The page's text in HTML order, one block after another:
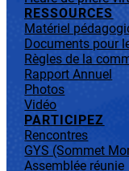
RESSOURCES
Matériel
Documents pour
Règles de la
Rapport Annuel
Photos
Vidéo
PARTICIPEZ
Rencontres
GYS (Sommet
Assemblée réunie